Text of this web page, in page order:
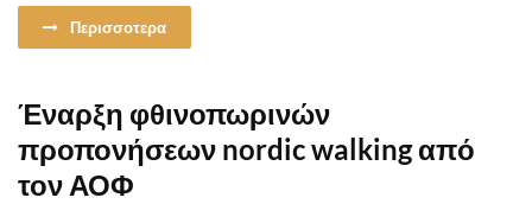
Περισσοτερα
Έναρξη φθινοπωρινών
προπονήσεων nordic walking από
τον ΑΟΦ